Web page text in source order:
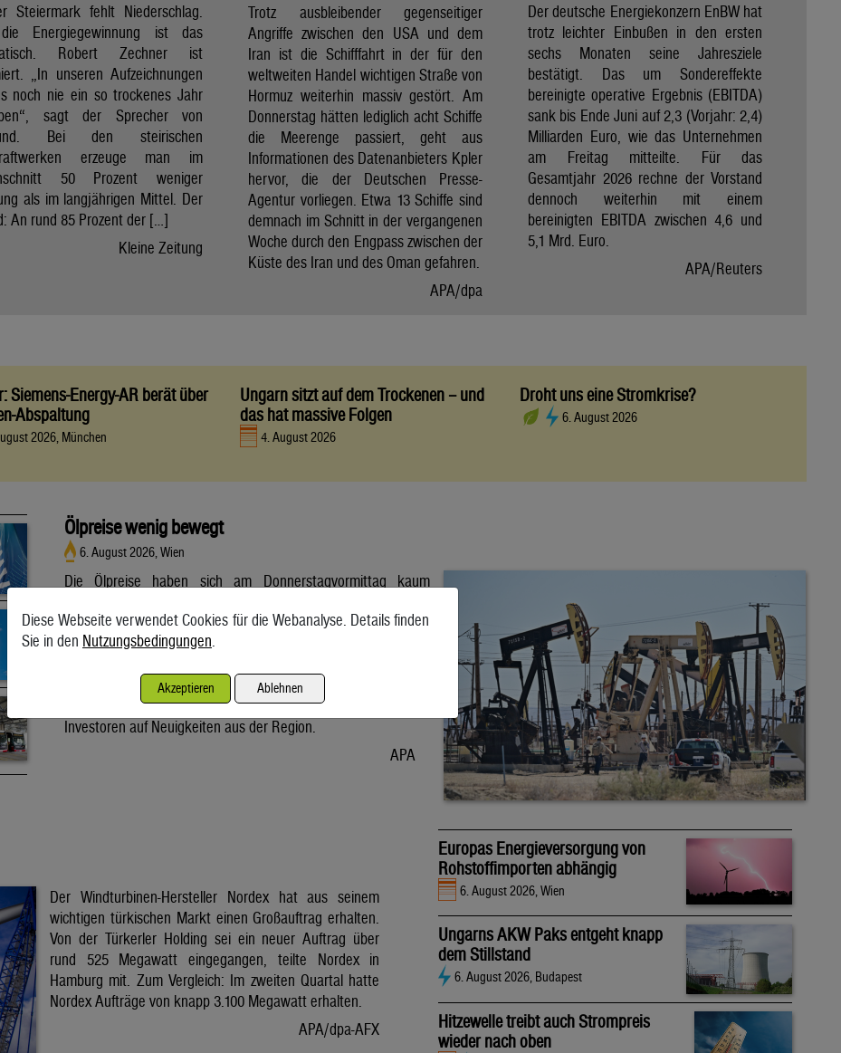
Steiermark fehlt Niederschlag.
Energiegewinnung ist das
Robert Zechner ist
„In unseren Aufzeichnungen
noch nie ein so trockenes Jahr
sagt der Sprecher von
Bei den steirischen
erzeuge man im
50 Prozent weniger
als im langjährigen Mittel. Der
An rund 85 Prozent der […]
Kleine Zeitung
Trotz ausbleibender gegenseitiger
Angriffe zwischen den USA und dem
Iran ist die Schifffahrt in der für den
weltweiten Handel wichtigen Straße von
Hormuz weiterhin massiv gestört. Am
Donnerstag hätten lediglich acht Schiffe
die Meerenge passiert, geht aus
Informationen des Datenanbieters Kpler
hervor, die der Deutschen Presse-
Agentur vorliegen. Etwa 13 Schiffe sind
demnach im Schnitt in der vergangenen
Woche durch den Engpass zwischen der
Küste des Iran und des Oman gefahren.
APA/dpa
Der deutsche Energiekonzern EnBW hat
trotz leichter Einbußen in den ersten
sechs Monaten seine Jahresziele
bestätigt. Das um Sondereffekte
bereinigte operative Ergebnis (EBITDA)
sank bis Ende Juni auf 2,3 (Vorjahr: 2,4)
Milliarden Euro, wie das Unternehmen
am Freitag mitteilte. Für das
Gesamtjahr 2026 rechne der Vorstand
dennoch weiterhin mit einem
bereinigten EBITDA zwischen 4,6 und
5,1 Mrd. Euro.
APA/Reuters
Siemens-Energy-AR berät über
Abspaltung
2026, München
Ungarn sitzt auf dem Trockenen – und
das hat massive Folgen
4. August 2026
Droht uns eine Stromkrise?
6. August 2026
Ölpreise wenig bewegt
6. August 2026, Wien
Die Ölpreise haben sich am Donnerstagvormittag kaum
Brent aus der Nordsee mit Lieferung Oktober kostete am
Vormittag 79,75 US-Dollar und damit 0,4 Prozent mehr als am
80 Dollar. Unter diese ist er am Dienstag wegen der Hoffnung
auf eine Lösung im Iran-Krieg gesunken. Seitdem warten
Investoren auf Neuigkeiten aus der Region.
APA
Der Windturbinen-Hersteller Nordex hat aus seinem
wichtigen türkischen Markt einen Großauftrag erhalten.
Von der Türkerler Holding sei ein neuer Auftrag über
rund 525 Megawatt eingegangen, teilte Nordex in
Hamburg mit. Zum Vergleich: Im zweiten Quartal hatte
Nordex Aufträge von knapp 3.100 Megawatt erhalten.
APA/dpa-AFX
Europas Energieversorgung von
Rohstoffimporten abhängig
6. August 2026, Wien
Ungarns AKW Paks entgeht knapp
dem Stillstand
6. August 2026, Budapest
Hitzewelle treibt auch Strompreis
wieder nach oben
Diese Webseite verwendet Cookies für die Webanalyse. Details finden
Sie in den Nutzungsbedingungen.
Akzeptieren Ablehnen